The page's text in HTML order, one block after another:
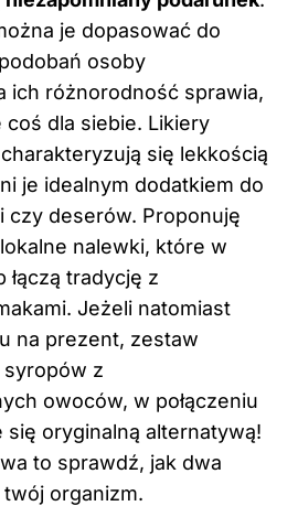
je dopasować do
osoby
ich różnorodność sprawia,
coś dla siebie. Likiery
się lekkością
je idealnym dodatkiem do
czy deserów. Proponuję
nalewki, które w
tradycję z
Jeżeli natomiast
na prezent, zestaw
z
owoców, w połączeniu
się oryginalną alternatywą!
to sprawdź, jak dwa
twój organizm.